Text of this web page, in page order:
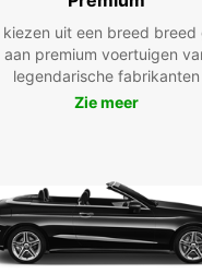
die
een
een
kiezen uit een breed breed
aan premium voertuigen
legendarische fabrikanten
Zie meer